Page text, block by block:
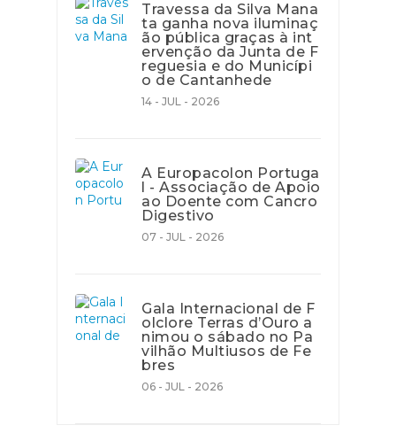
Travessa da Silva Mana
ta ganha nova iluminaç
ão pública graças à int
ervenção da Junta de F
reguesia e do Municípi
o de Cantanhede
14 - JUL - 2026
A Europacolon Portuga
l - Associação de Apoio
ao Doente com Cancro
Digestivo
07 - JUL - 2026
Gala Internacional de F
olclore Terras d’Ouro a
nimou o sábado no Pa
vilhão Multiusos de Fe
bres
06 - JUL - 2026